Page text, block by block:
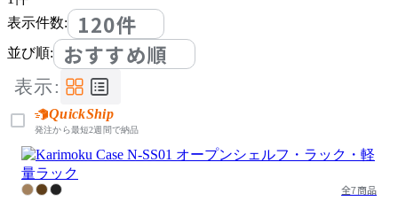
表示件数:
120件
並び順: おすすめ順
表示:
QuickShip
発注から最短2週間で納品
全7商品